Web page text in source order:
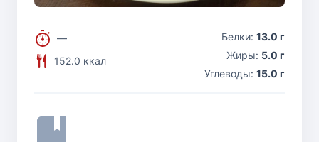
—
152.0 ккал
Белки: 13.0 г
Жиры: 5.0 г
Углеводы: 15.0 г